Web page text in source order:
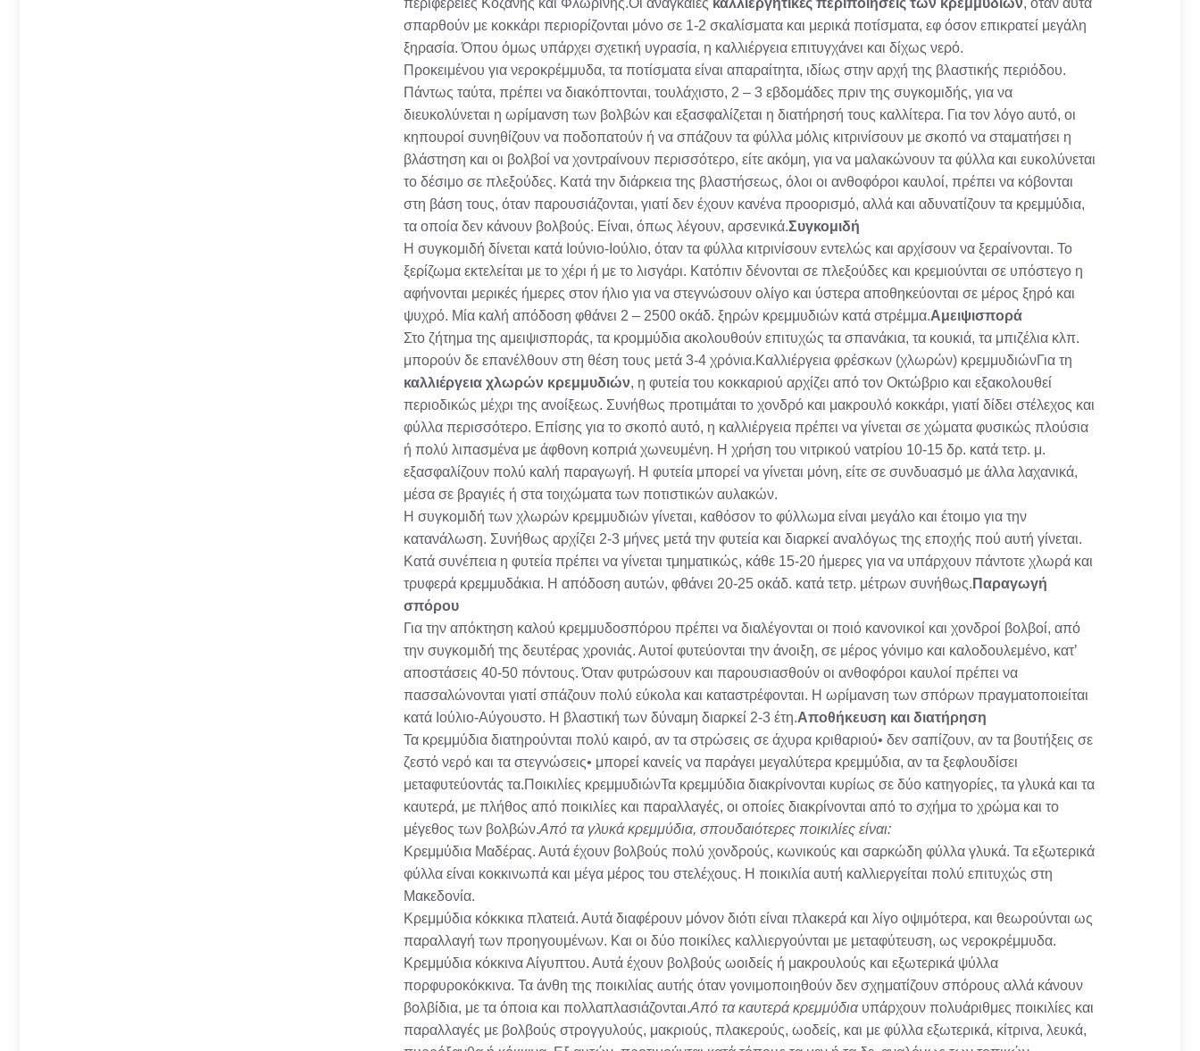
περιφέρειες Κοζάνης και Φλωρίνης.Οι αναγκαίες καλλιεργητικές περιποιήσεις των κρεμμυδιών, όταν αυτά
σπαρθούν με κοκκάρι περιορίζονται μόνο σε 1-2 σκαλίσματα και μερικά ποτίσματα, εφ όσον επικρατεί μεγάλη
ξηρασία. Όπου όμως υπάρχει σχετική υγρασία, η καλλιέργεια επιτυγχάνει και δίχως νερό.
Προκειμένου για νεροκρέμμυδα, τα ποτίσματα είναι απαραίτητα, ιδίως στην αρχή της βλαστικής περιόδου.
Πάντως ταύτα, πρέπει να διακόπτονται, τουλάχιστο, 2 – 3 εβδομάδες πριν της συγκομιδής, για να
διευκολύνεται η ωρίμανση των βολβών και εξασφαλίζεται η διατήρησή τους καλλίτερα. Για τον λόγο αυτό, οι
κηπουροί συνηθίζουν να ποδοπατούν ή να σπάζουν τα φύλλα μόλις κιτρινίσουν με σκοπό να σταματήσει η
βλάστηση και οι βολβοί να χοντραίνουν περισσότερο, είτε ακόμη, για να μαλακώνουν τα φύλλα και ευκολύνεται
το δέσιμο σε πλεξούδες. Κατά την διάρκεια της βλαστήσεως, όλοι οι ανθοφόροι καυλοί, πρέπει να κόβονται
στη βάση τους, όταν παρουσιάζονται, γιατί δεν έχουν κανένα προορισμό, αλλά και αδυνατίζουν τα κρεμμύδια,
τα οποία δεν κάνουν βολβούς. Είναι, όπως λέγουν, αρσενικά.Συγκομιδή
Η συγκομιδή δίνεται κατά Ιούνιο-Ιούλιο, όταν τα φύλλα κιτρινίσουν εντελώς και αρχίσουν να ξεραίνονται. Το
ξερίζωμα εκτελείται με το χέρι ή με το λισγάρι. Κατόπιν δένονται σε πλεξούδες και κρεμιούνται σε υπόστεγο η
αφήνονται μερικές ήμερες στον ήλιο για να στεγνώσουν ολίγο και ύστερα αποθηκεύονται σε μέρος ξηρό και
ψυχρό. Μία καλή απόδοση φθάνει 2 – 2500 οκάδ. ξηρών κρεμμυδιών κατά στρέμμα.Αμειψισπορά
Στο ζήτημα της αμειψισποράς, τα κρομμύδια ακολουθούν επιτυχώς τα σπανάκια, τα κουκιά, τα μπιζέλια κλπ.
μπορούν δε επανέλθουν στη θέση τους μετά 3-4 χρόνια.Καλλιέργεια φρέσκων (χλωρών) κρεμμυδιώνΓια τη
καλλιέργεια χλωρών κρεμμυδιών, η φυτεία του κοκκαριού αρχίζει από τον Οκτώβριο και εξακολουθεί
περιοδικώς μέχρι της ανοίξεως. Συνήθως προτιμάται το χονδρό και μακρουλό κοκκάρι, γιατί δίδει στέλεχος και
φύλλα περισσότερο. Επίσης για το σκοπό αυτό, η καλλιέργεια πρέπει να γίνεται σε χώματα φυσικώς πλούσια
ή πολύ λιπασμένα με άφθονη κοπριά χωνευμένη. Η χρήση του νιτρικού νατρίου 10-15 δρ. κατά τετρ. μ.
εξασφαλίζουν πολύ καλή παραγωγή. Η φυτεία μπορεί να γίνεται μόνη, είτε σε συνδυασμό με άλλα λαχανικά,
μέσα σε βραγιές ή στα τοιχώματα των ποτιστικών αυλακών.
Η συγκομιδή των χλωρών κρεμμυδιών γίνεται, καθόσον το φύλλωμα είναι μεγάλο και έτοιμο για την
κατανάλωση. Συνήθως αρχίζει 2-3 μήνες μετά την φυτεία και διαρκεί αναλόγως της εποχής πού αυτή γίνεται.
Κατά συνέπεια η φυτεία πρέπει να γίνεται τμηματικώς, κάθε 15-20 ήμερες για να υπάρχουν πάντοτε χλωρά και
τρυφερά κρεμμυδάκια. Η απόδοση αυτών, φθάνει 20-25 οκάδ. κατά τετρ. μέτρων συνήθως. Παραγωγή
σπόρου
Για την απόκτηση καλού κρεμμυδοσπόρου πρέπει να διαλέγονται οι ποιό κανονικοί και χονδροί βολβοί, από
την συγκομιδή της δευτέρας χρονιάς. Αυτοί φυτεύονται την άνοιξη, σε μέρος γόνιμο και καλοδουλεμένο, κατ’
αποστάσεις 40-50 πόντους. Όταν φυτρώσουν και παρουσιασθούν οι ανθοφόροι καυλοί πρέπει να
πασσαλώνονται γιατί σπάζουν πολύ εύκολα και καταστρέφονται. Η ωρίμανση των σπόρων πραγματοποιείται
κατά Ιούλιο-Αύγουστο. Η βλαστική των δύναμη διαρκεί 2-3 έτη.Αποθήκευση και διατήρηση
Τα κρεμμύδια διατηρούνται πολύ καιρό, αν τα στρώσεις σε άχυρα κριθαριού• δεν σαπίζουν, αν τα βουτήξεις σε
ζεστό νερό και τα στεγνώσεις• μπορεί κανείς να παράγει μεγαλύτερα κρεμμύδια, αν τα ξεφλουδίσει
μεταφυτεύοντάς τα.Ποικιλίες κρεμμυδιώνΤα κρεμμύδια διακρίνονται κυρίως σε δύο κατηγορίες, τα γλυκά και τα
καυτερά, με πλήθος από ποικιλίες και παραλλαγές, οι οποίες διακρίνονται από το σχήμα το χρώμα και το
μέγεθος των βολβών.Από τα γλυκά κρεμμύδια, σπουδαιότερες ποικιλίες είναι:
Κρεμμύδια Μαδέρας. Αυτά έχουν βολβούς πολύ χονδρούς, κωνικούς και σαρκώδη φύλλα γλυκά. Τα εξωτερικά
φύλλα είναι κοκκινωπά και μέγα μέρος του στελέχους. Η ποικιλία αυτή καλλιεργείται πολύ επιτυχώς στη
Μακεδονία.
Κρεμμύδια κόκκικα πλατειά. Αυτά διαφέρουν μόνον διότι είναι πλακερά και λίγο οψιμότερα, και θεωρούνται ως
παραλλαγή των προηγουμένων. Και οι δύο ποικίλες καλλιεργούνται με μεταφύτευση, ως νεροκρέμμυδα.
Κρεμμύδια κόκκινα Αίγυπτου. Αυτά έχουν βολβούς ωοιδείς ή μακρουλούς και εξωτερικά ψύλλα
πορφυροκόκκινα. Τα άνθη της ποικιλίας αυτής όταν γονιμοποιηθούν δεν σχηματίζουν σπόρους αλλά κάνουν
βολβίδια, με τα όποια και πολλαπλασιάζονται.Από τα καυτερά κρεμμύδιαυπάρχουν πολυάριθμες ποικιλίες και
παραλλαγές με βολβούς στρογγυλούς, μακριούς, πλακερούς, ωοδείς, και με φύλλα εξωτερικά, κίτρινα, λευκά,